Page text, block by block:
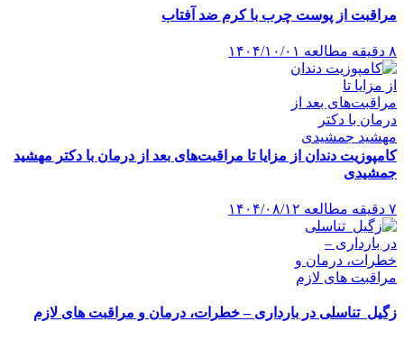
مراقبت از پوست چرب با کرم ضد آفتاب
۸ دقیقه مطالعه ۱۴۰۴/۱۰/۰۱
کامپوزیت دندان از مزایا تا مراقبت‌های بعد از درمان با دکتر مهشید
جمشیدی
۷ دقیقه مطالعه ۱۴۰۴/۰۸/۱۲
زگیل تناسلی در بارداری – خطرات، درمان و مراقبت های لازم